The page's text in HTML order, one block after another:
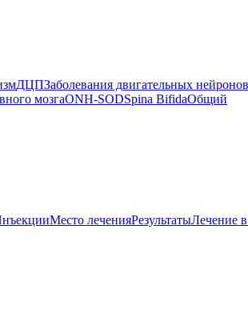
ДЦПЗаболевания двигательных нейронов
мозгаONH-SODSpina BifidaОбщий
Место леченияРезультатыЛечение